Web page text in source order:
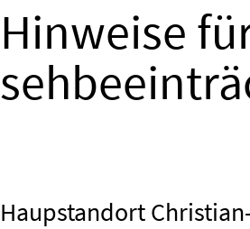
Hinweise
Haupstandort